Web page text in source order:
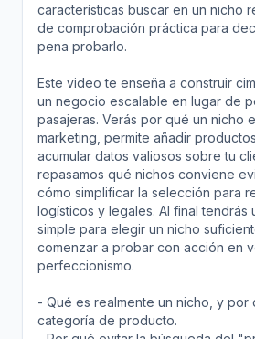
características buscar en un nicho
de comprobación práctica para
pena probarlo.
Este video te enseña a construir
un negocio escalable en lugar de
pasajeras. Verás por qué un nicho
marketing, permite añadir
acumular datos valiosos sobre tu
repasamos qué nichos conviene
cómo simplificar la selección para
logísticos y legales. Al final tendrás
simple para elegir un nicho
comenzar a probar con acción en
perfeccionismo.
- Qué es realmente un nicho, y por
categoría de producto.